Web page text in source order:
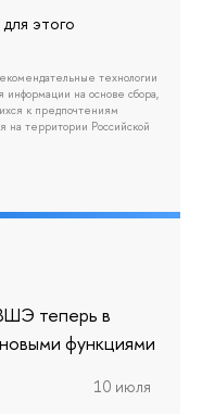
этого
технологии
на основе сбора,
к предпочтениям
на территории Российской
теперь в
функциями
10 июля